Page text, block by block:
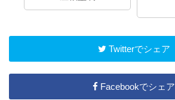
Twitterでシェア
Facebookでシェア